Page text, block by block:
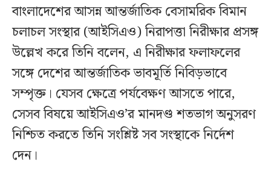
বাংলাদেশের আসন্ন আন্তর্জাতিক বেসামরিক বিমান
চলাচল সংস্থার (আইসিএও) নিরাপত্তা নিরীক্ষার প্রসঙ্গ
উল্লেখ করে তিনি বলেন, এ নিরীক্ষার ফলাফলের
সঙ্গে দেশের আন্তর্জাতিক ভাবমূর্তি নিবিড়ভাবে
সম্পৃক্ত। যেসব ক্ষেত্রে পর্যবেক্ষণ আসতে পারে,
সেসব বিষয়ে আইসিএও’র মানদণ্ড শতভাগ অনুসরণ
নিশ্চিত করতে তিনি সংশ্লিষ্ট সব সংস্থাকে নির্দেশ
দেন।